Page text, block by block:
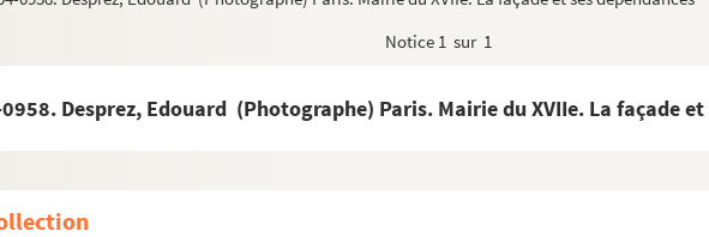
Notice 1 sur 1
Desprez, Edouard (Photographe) Paris. Mairie du XVIIe. La façade et